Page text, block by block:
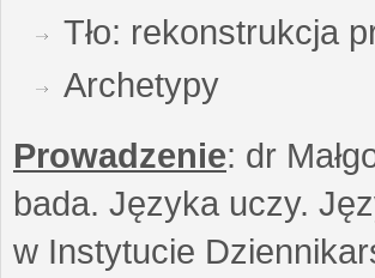
Tło: rekonstrukcja
Archetypy
Prowadzenie: dr
bada. Języka uczy.
w Instytucie